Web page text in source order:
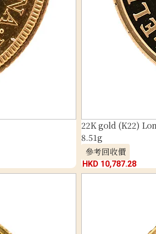
22K gold (K22)
8.51g
參考回收價
HKD 10,787.28